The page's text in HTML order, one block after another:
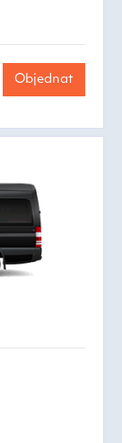
Objednat